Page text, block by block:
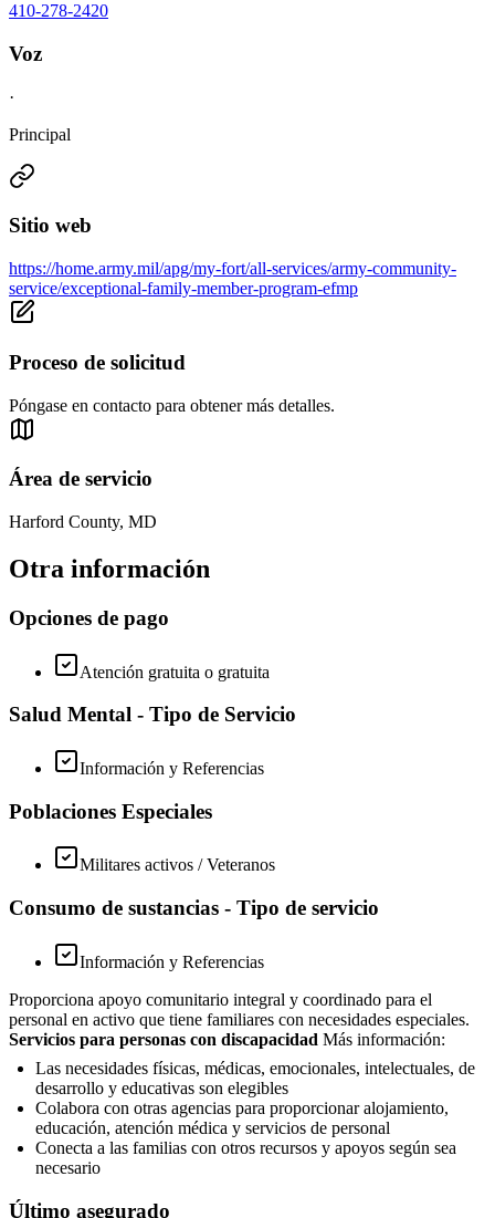
410-278-2420
Voz
·
Principal
Sitio web
https://home.army.mil/apg/my-fort/all-services/army-community-
service/exceptional-family-member-program-efmp
Proceso de solicitud
Póngase en contacto para obtener más detalles.
Área de servicio
Harford County, MD
Otra información
Opciones de pago
Atención gratuita o gratuita
Salud Mental - Tipo de Servicio
Información y Referencias
Poblaciones Especiales
Militares activos / Veteranos
Consumo de sustancias - Tipo de servicio
Información y Referencias
Proporciona apoyo comunitario integral y coordinado para el
personal en activo que tiene familiares con necesidades especiales.
Servicios para personas con discapacidad Más información:
Las necesidades físicas, médicas, emocionales, intelectuales, de
desarrollo y educativas son elegibles
Colabora con otras agencias para proporcionar alojamiento,
educación, atención médica y servicios de personal
Conecta a las familias con otros recursos y apoyos según sea
necesario
Último asegurado